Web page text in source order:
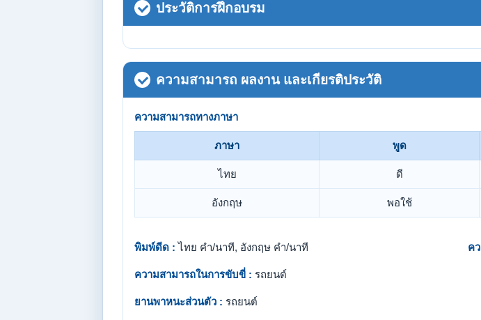
ประวัติการฝึกอบรม
ความสามารถ ผลงาน และเกียรติประวัติ
ความสามารถทางภาษา
ภาษา พูด
ไทย ดี
อังกฤษ พอใช้
พิมพ์ดีด : ไทย คำ/นาที, อังกฤษ คำ/นาที
ความสามารถในการขับขี่ : รถยนต์
ยานพาหนะส่วนตัว : รถยนต์
ค